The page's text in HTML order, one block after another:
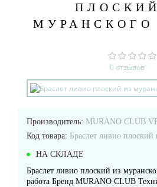
МУРАНСКОГО
0 отзывов
Производитель: MURANO CLUB
Код товара: Браслет ливио плоский
НА СКЛАДЕ
Браслет ливио плоский из
работа Бренд MURANO CLUB